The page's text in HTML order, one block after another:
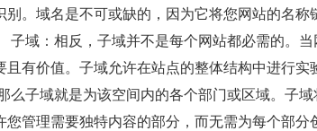
。域名是不可或缺的，因为它将您网站的名称
域：相反，子域并不是每个网站都必需的。
有价值。子域允许在站点的整体结构中进行实
子域就是为该空间内的各个部门或区域。子
管理需要独特内容的部分，而无需为每个部